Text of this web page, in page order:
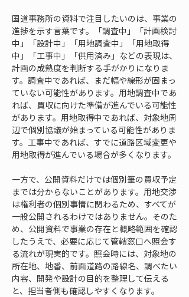
国道事務所の資料で注目したいのは、事業の
進捗を示す言葉です。「調査中」「計画検討
中」「設計中」「用地調査中」「用地取得
中」「工事中」「供用済み」などの表現は、
計画の成熟度を判断する手がかりになりま
す。調査中であれば、まだ幅や線形が固まっ
ていない可能性があります。用地調査中であ
れば、買収に向けた準備が進んでいる可能性
があります。用地取得中であれば、対象地周
辺で個別協議が始まっている可能性がありま
す。工事中であれば、すでに道路区域変更や
用地取得が進んでいる場合が多くなります。
一方で、公開資料だけでは個別筆の買収予定
までは分からないことがあります。用地交渉
は権利者の個別事情に関わるため、すべてが
一般公開されるわけではありません。そのた
め、公開資料で事業の存在と概略範囲を確認
したうえで、必要に応じて管轄窓口へ照会す
る流れが現実的です。照会時には、対象地の
所在地、地番、前面道路の路線名、調べたい
内容、開発や設計の目的を整理して伝える
と、担当者側も確認しやすくなります。